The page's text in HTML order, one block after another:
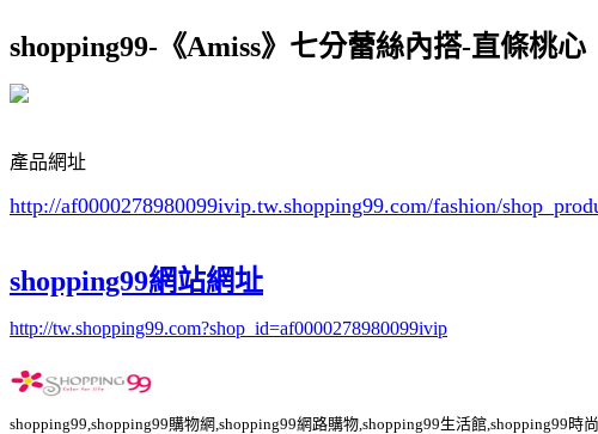
shopping99-《Amiss》七分蕾絲內搭-直條桃心
產品網址
http://af0000278980099ivip.tw.shopping99.com/fashion/
shopping99網站網址
http://tw.shopping99.com?shop_id=af0000278980099ivip
shopping99,shopping99購物網,shopping99網路購物,shopping99生活館,shopping99